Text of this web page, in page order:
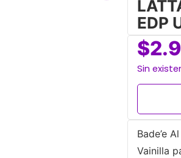
EDP
$
Sin
Bade’e
Vainilla